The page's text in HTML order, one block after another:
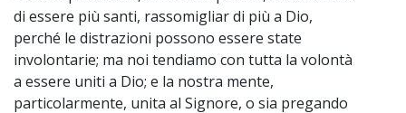
di essere più santi, rassomigliar di più a Dio,
perché le distrazioni possono essere state
involontarie; ma noi tendiamo con tutta la volontà
a essere uniti a Dio; e la nostra mente,
particolarmente, unita al Signore, o sia pregando